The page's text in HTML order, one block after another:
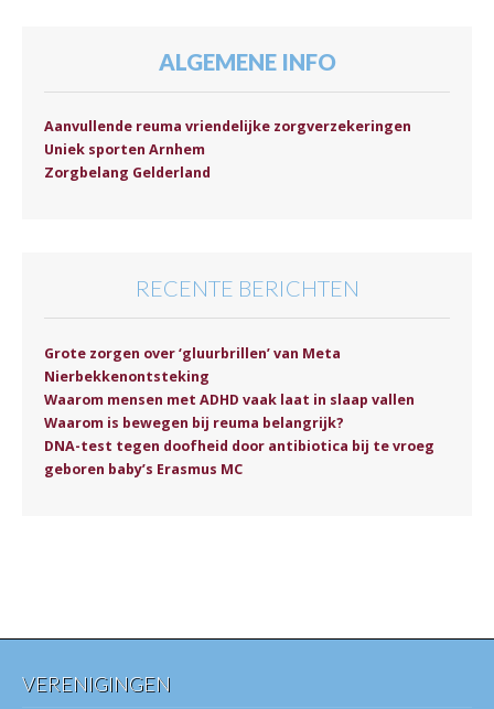
ALGEMENE INFO
Aanvullende reuma vriendelijke zorgverzekeringen
Uniek sporten Arnhem
Zorgbelang Gelderland
RECENTE BERICHTEN
Grote zorgen over ‘gluurbrillen’ van Meta
Nierbekkenontsteking
Waarom mensen met ADHD vaak laat in slaap vallen
Waarom is bewegen bij reuma belangrijk?
DNA-test tegen doofheid door antibiotica bij te vroeg
geboren baby’s Erasmus MC
VERENIGINGEN